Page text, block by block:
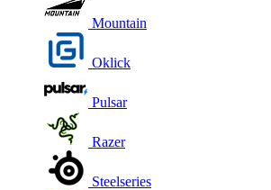
Mountain
Oklick
Pulsar
Razer
Steelseries